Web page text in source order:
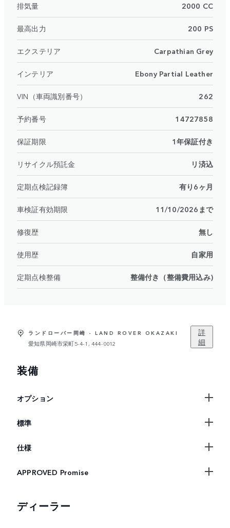
排気量 2000 CC
最高出力 200 PS
エクステリア Carpathian Grey
インテリア Ebony Partial Leather
VIN（車両識別番号） 262
予約番号 14727858
保証期限 1年保証付き
リサイクル預託金 リ済込
定期点検記録簿 有り6ヶ月
車検証有効期限 11/10/2026まで
修復歴 無し
使用歴 自家用
定期点検整備 整備付き（整備費用込み)
ランドローバー岡崎 - LAND ROVER OKAZAKI
愛知県岡崎市栄町5-4-1, 444-0012
詳
細
装備
オプション
標準
仕様
APPROVED Promise
ディーラー